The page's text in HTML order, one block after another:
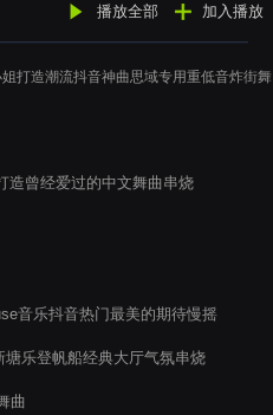
播放全部 加入播放
打造潮流抖音神曲思域专用重低音炸街舞
造曾经爱过的中文舞曲串烧
音乐抖音热门最美的期待慢摇
乐登帆船经典大厅气氛串烧
曲